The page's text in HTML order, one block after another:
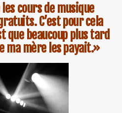
cours de musique
C’est pour cela
que beaucoup plus tard
ma mère les payait.»